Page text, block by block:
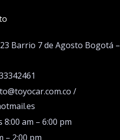
Barrio 7 de Agosto Bogotá –
/
am – 6:00 pm
– 2:00 pm